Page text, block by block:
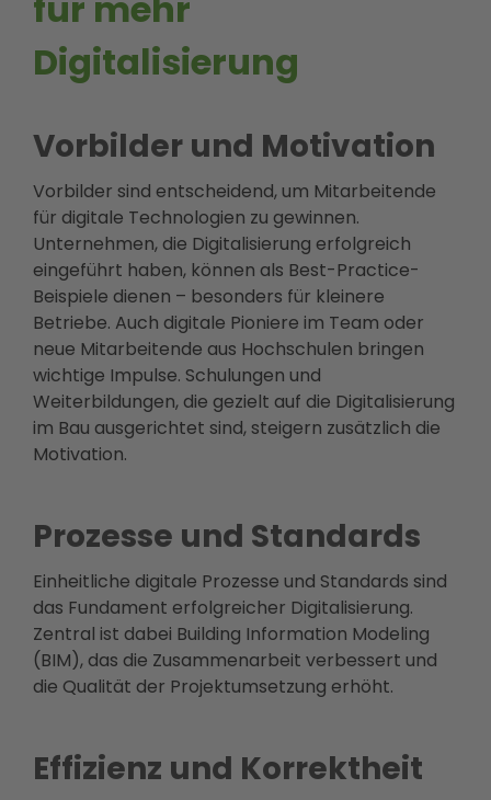
Digitalisierung
Vorbilder und Motivation
Vorbilder sind entscheidend, um Mitarbeitende
für digitale Technologien zu gewinnen.
Unternehmen, die Digitalisierung erfolgreich
eingeführt haben, können als Best-Practice-
Beispiele dienen – besonders für kleinere
Betriebe. Auch digitale Pioniere im Team oder
neue Mitarbeitende aus Hochschulen bringen
wichtige Impulse. Schulungen und
Weiterbildungen, die gezielt auf die Digitalisierung
im Bau ausgerichtet sind, steigern zusätzlich die
Motivation.
Prozesse und Standards
Einheitliche digitale Prozesse und Standards sind
das Fundament erfolgreicher Digitalisierung.
Zentral ist dabei Building Information Modeling
(BIM), das die Zusammenarbeit verbessert und
die Qualität der Projektumsetzung erhöht.
Effizienz und Korrektheit